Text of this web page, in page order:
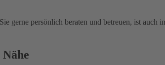
gerne persönlich beraten und betreuen, ist auch